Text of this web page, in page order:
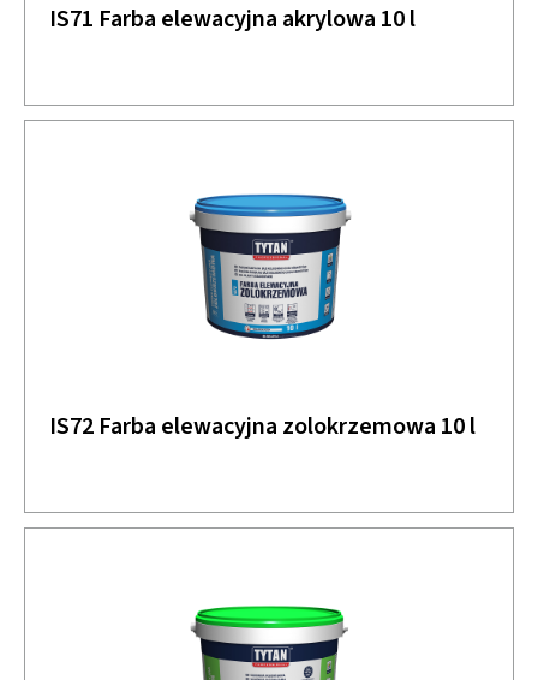
IS71 Farba elewacyjna akrylowa 10 l
IS72 Farba elewacyjna zolokrzemowa 10 l